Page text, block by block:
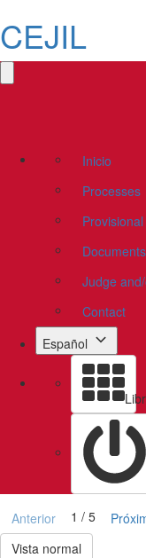
CEJIL
Inicio
Processes
Documents
Judge
Contact
Español
Anterior 1 / 5
Vista normal